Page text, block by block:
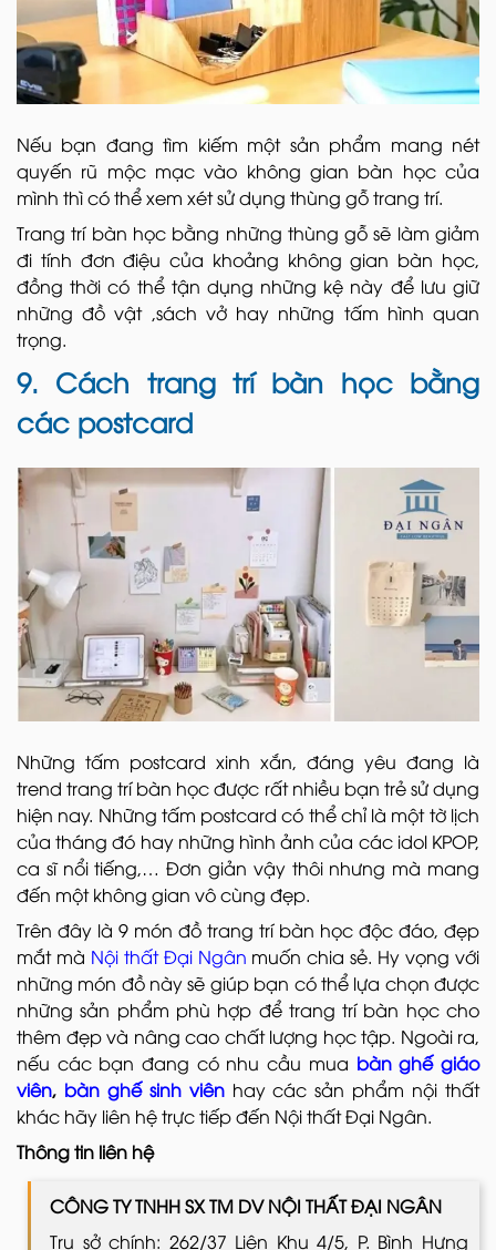
Nếu bạn đang tìm kiếm một sản phẩm mang nét
quyến rũ mộc mạc vào không gian bàn học của
mình thì có thể xem xét sử dụng thùng gỗ trang trí.
Trang trí bàn học bằng những thùng gỗ sẽ làm giảm
đi tính đơn điệu của khoảng không gian bàn học,
đồng thời có thể tận dụng những kệ này để lưu giữ
những đồ vật ,sách vở hay những tấm hình quan
trọng.
9. Cách trang trí bàn học bằng
các postcard
Những tấm postcard xinh xắn, đáng yêu đang là
trend trang trí bàn học được rất nhiều bạn trẻ sử dụng
hiện nay. Những tấm postcard có thể chỉ là một tờ lịch
của tháng đó hay những hình ảnh của các idol KPOP,
ca sĩ nổi tiếng,… Đơn giản vậy thôi nhưng mà mang
đến một không gian vô cùng đẹp.
Trên đây là 9 món đồ trang trí bàn học độc đáo, đẹp
mắt mà Nội thất Đại Ngân muốn chia sẻ. Hy vọng với
những món đồ này sẽ giúp bạn có thể lựa chọn được
những sản phẩm phù hợp để trang trí bàn học cho
thêm đẹp và nâng cao chất lượng học tập. Ngoài ra,
nếu các bạn đang có nhu cầu mua bàn ghế giáo
viên, bàn ghế sinh viênhay các sản phẩm nội thất
khác hãy liên hệ trực tiếp đến Nội thất Đại Ngân.
Thông tin liên hệ
CÔNG TY TNHH SX TM DV NỘI THẤT ĐẠI NGÂN
Trụ sở chính: 262/37 Liên Khu 4/5, P. Bình Hưng